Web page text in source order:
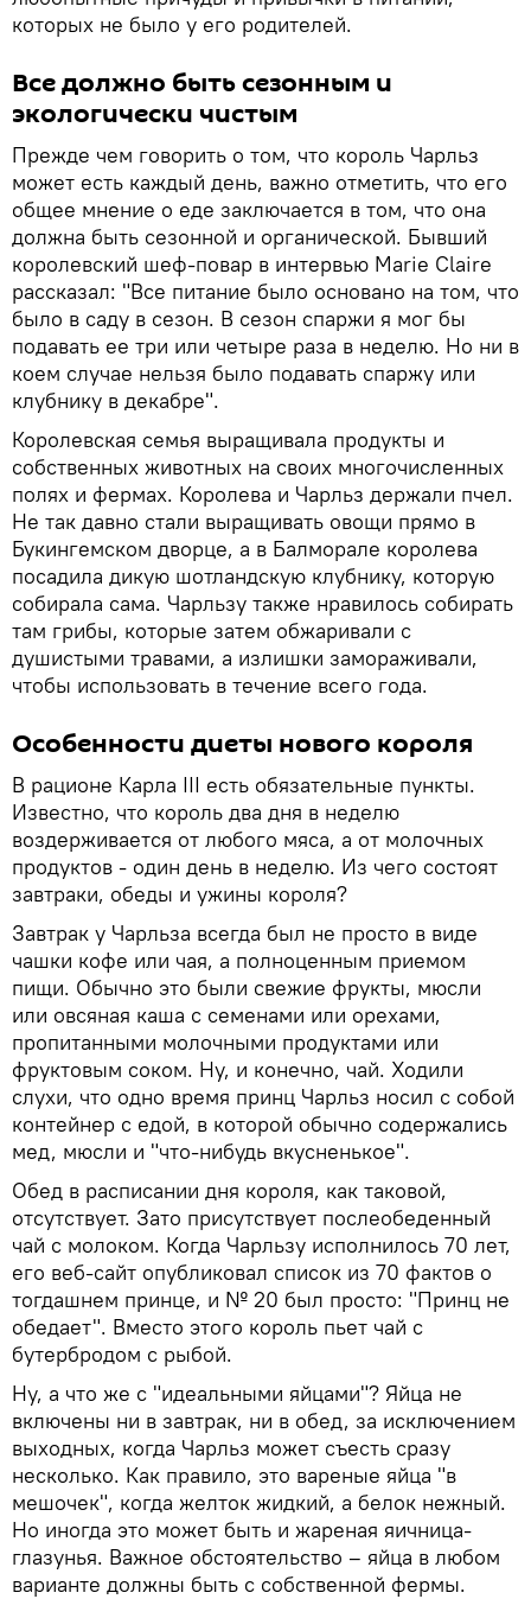
которых не было у его родителей.
Все должно быть сезонным и
экологически чистым
Прежде чем говорить о том, что король Чарльз
может есть каждый день, важно отметить, что его
общее мнение о еде заключается в том, что она
должна быть сезонной и органической. Бывший
королевский шеф-повар в интервью Marie Claire
рассказал: "Все питание было основано на том, что
было в саду в сезон. В сезон спаржи я мог бы
подавать ее три или четыре раза в неделю. Но ни в
коем случае нельзя было подавать спаржу или
клубнику в декабре".
Королевская семья выращивала продукты и
собственных животных на своих многочисленных
полях и фермах. Королева и Чарльз держали пчел.
Не так давно стали выращивать овощи прямо в
Букингемском дворце, а в Балморале королева
посадила дикую шотландскую клубнику, которую
собирала сама. Чарльзу также нравилось собирать
там грибы, которые затем обжаривали с
душистыми травами, а излишки замораживали,
чтобы использовать в течение всего года.
Особенности диеты нового короля
В рационе Карла III есть обязательные пункты.
Известно, что король два дня в неделю
воздерживается от любого мяса, а от молочных
продуктов - один день в неделю. Из чего состоят
завтраки, обеды и ужины короля?
Завтрак у Чарльза всегда был не просто в виде
чашки кофе или чая, а полноценным приемом
пищи. Обычно это были свежие фрукты, мюсли
или овсяная каша с семенами или орехами,
пропитанными молочными продуктами или
фруктовым соком. Ну, и конечно, чай. Ходили
слухи, что одно время принц Чарльз носил с собой
контейнер с едой, в которой обычно содержались
мед, мюсли и "что-нибудь вкусненькое".
Обед в расписании дня короля, как таковой,
отсутствует. Зато присутствует послеобеденный
чай с молоком. Когда Чарльзу исполнилось 70 лет,
его веб-сайт опубликовал список из 70 фактов о
тогдашнем принце, и № 20 был просто: "Принц не
обедает". Вместо этого король пьет чай с
бутербродом с рыбой.
Ну, а что же с "идеальными яйцами"? Яйца не
включены ни в завтрак, ни в обед, за исключением
выходных, когда Чарльз может съесть сразу
несколько. Как правило, это вареные яйца "в
мешочек", когда желток жидкий, а белок нежный.
Но иногда это может быть и жареная яичница-
глазунья. Важное обстоятельство – яйца в любом
варианте должны быть с собственной фермы.